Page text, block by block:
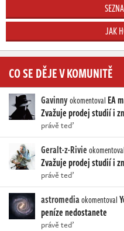
JAK
CO SE DĚJE V KOMUNITĚ
Gavinnyokomentoval EA
Zvažuje prodej studií i
právě teď
Geralt-z-Rivieokomentoval
Zvažuje prodej studií i
právě teď
astromediaokomentoval
peníze nedostanete
právě teď